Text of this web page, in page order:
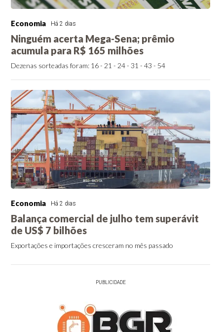
Economia Há 2 dias
Ninguém acerta Mega-Sena; prêmio
acumula para R$ 165 milhões
Dezenas sorteadas foram: 16 - 21 - 24 - 31 - 43 - 54
Economia Há 2 dias
Balança comercial de julho tem superávit
de US$ 7 bilhões
Exportações e importações cresceram no mês passado
PUBLICIDADE